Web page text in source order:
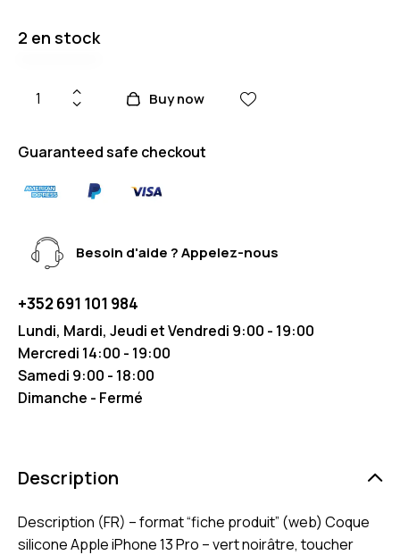
2 en stock
Buy now
Guaranteed safe checkout
Besoin d'aide ? Appelez-nous
+352 691 101 984
Lundi, Mardi, Jeudi et Vendredi 9:00 - 19:00
Mercredi 14:00 - 19:00
Samedi 9:00 - 18:00
Dimanche - Fermé
Description
Description (FR) – format “fiche produit” (web) Coque
silicone Apple iPhone 13 Pro – vert noirâtre, toucher